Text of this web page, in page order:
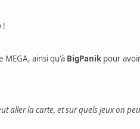
!
ainsi qu'à BigPanik pour
la carte, et sur quels jeux on